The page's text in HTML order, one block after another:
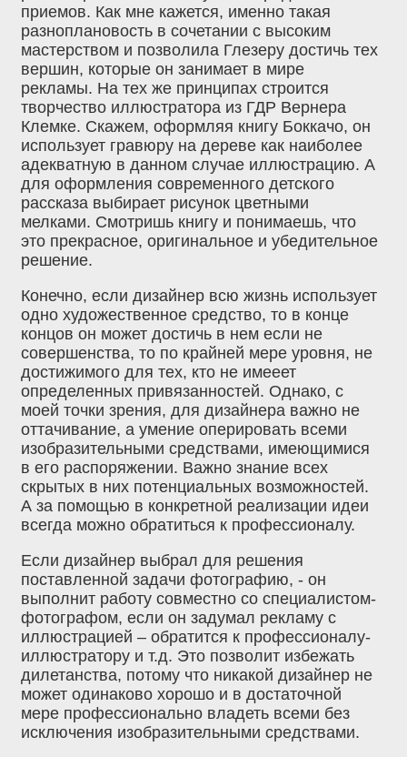
приемов. Как мне кажется, именно такая
разноплановость в сочетании с высоким
мастерством и позволила Глезеру достичь тех
вершин, которые он занимает в мире
рекламы. На тех же принципах строится
творчество иллюстратора из ГДР Вернера
Клемке. Скажем, оформляя книгу Боккачо, он
использует гравюру на дереве как наиболее
адекватную в данном случае иллюстрацию. А
для оформления современного детского
рассказа выбирает рисунок цветными
мелками. Смотришь книгу и понимаешь, что
это прекрасное, оригинальное и убедительное
решение.
Конечно, если дизайнер всю жизнь использует
одно художественное средство, то в конце
концов он может достичь в нем если не
совершенства, то по крайней мере уровня, не
достижимого для тех, кто не имееет
определенных привязанностей. Однако, с
моей точки зрения, для дизайнера важно не
оттачивание, а умение оперировать всеми
изобразительными средствами, имеющимися
в его распоряжении. Важно знание всех
скрытых в них потенциальных возможностей.
А за помощью в конкретной реализации идеи
всегда можно обратиться к профессионалу.
Если дизайнер выбрал для решения
поставленной задачи фотографию, - он
выполнит работу совместно со специалистом-
фотографом, если он задумал рекламу с
иллюстрацией – обратится к профессионалу-
иллюстратору и т.д. Это позволит избежать
дилетанства, потому что никакой дизайнер не
может одинаково хорошо и в достаточной
мере профессионально владеть всеми без
исключения изобразительными средствами.